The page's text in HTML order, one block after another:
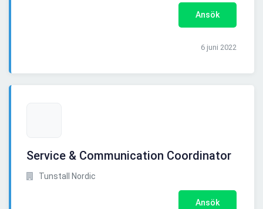
Ansök
6 juni 2022
Service & Communication Coordinator
Tunstall Nordic
Ansök